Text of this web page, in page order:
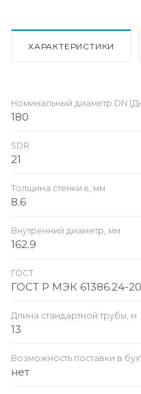
ХАРАКТЕРИСТИКИ
Номинальный диаметр DN
180
SDR
21
Толщина стенки e, мм
8.6
Внутренний диаметр, мм
162.9
ГОСТ
ГОСТ Р МЭК 61386.24-
Длина стандартной трубы, м
13
Возможность поставки в
нет